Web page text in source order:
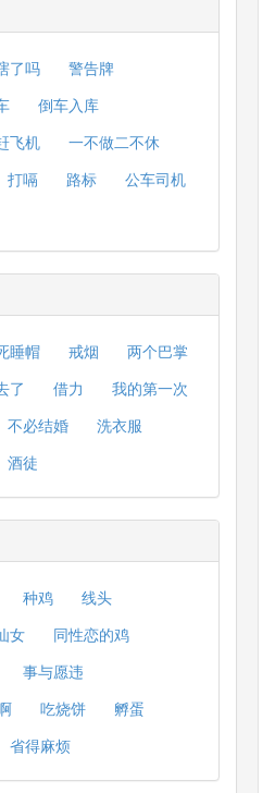
了吗
警告牌
倒车入库
飞机
一不做二不休
打嗝 路标
公车司机
睡帽 戒烟
两个巴掌
了 借力
我的第一次
不必结婚
洗衣服
酒徒
种鸡
线头
女
同性恋的鸡
事与愿违
吃烧饼
孵蛋
省得麻烦